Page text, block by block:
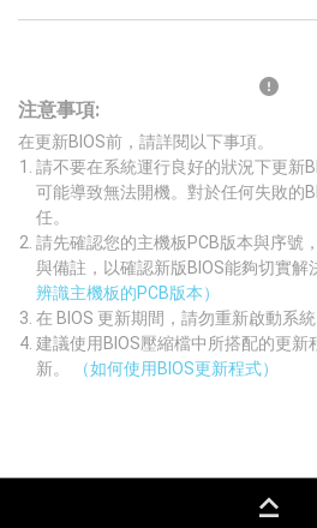
注意事項:
在更新BIOS前，請詳閱以下事項。
請不要在系統運行良好的狀況下更新
可能導致無法開機。對於任何失敗的
任。
請先確認您的主機板PCB版本與序號
與備註，以確認新版BIOS能夠切實解
辨識主機板的PCB版本）
在 BIOS 更新期間，請勿重新啟動系
建議使用BIOS壓縮檔中所搭配的更新
新。
（如何使用BIOS更新程式）
keyboard_capslock